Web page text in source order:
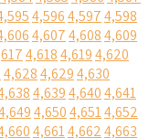
4,5964,5974,598
4,6074,6084,609
4,6184,6194,620
4,6284,6294,630
4,6394,6404,641
4,6504,6514,652
4,6614,6624,663